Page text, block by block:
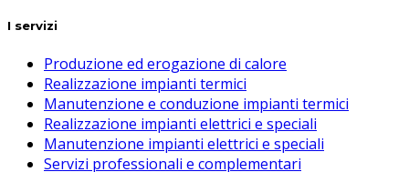
I servizi
Produzione ed erogazione di calore
Realizzazione impianti termici
Manutenzione e conduzione impianti termici
Realizzazione impianti elettrici e speciali
Manutenzione impianti elettrici e speciali
Servizi professionali e complementari